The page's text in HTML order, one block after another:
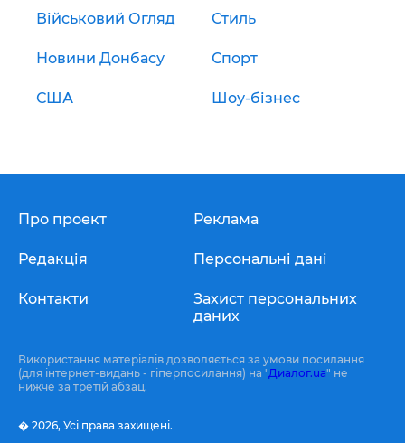
Військовий Огляд Стиль
Новини Донбасу Спорт
США Шоу-бізнес
Про проект
Редакція
Контакти
Реклама
Персональні дані
Захист персональних
даних
Використання матеріалів дозволяється за умови посилання
(для інтернет-видань - гіперпосилання) на "Диалог.ua" не
нижче за третій абзац.
� 2026, Усі права захищені.